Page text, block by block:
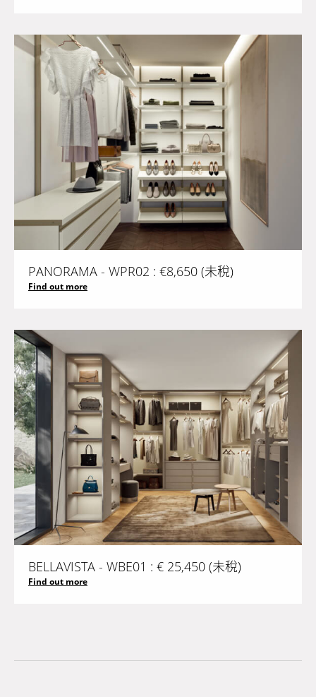
PANORAMA - WPR02 : €8,650 (未稅)
Find out more
BELLAVISTA - WBE01 : € 25,450 (未稅)
Find out more